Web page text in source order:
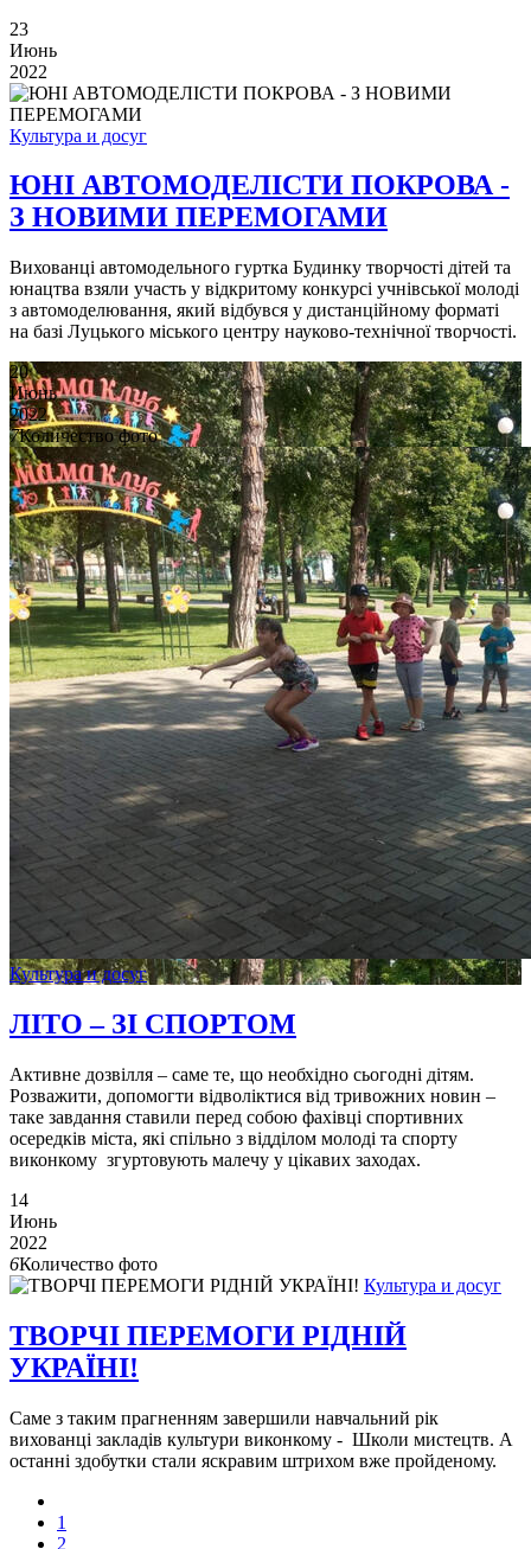
23
Июнь
2022
Культура и досуг
ЮНІ АВТОМОДЕЛІСТИ ПОКРОВА -
З НОВИМИ ПЕРЕМОГАМИ
Вихованці автомодельного гуртка Будинку творчості дітей та
юнацтва взяли участь у відкритому конкурсі учнівської молоді
з автомоделювання, який відбувся у дистанційному форматі
на базі Луцького міського центру науково-технічної творчості.
20
Июнь
2022
7Количество фото
Культура и досуг
ЛІТО – ЗІ СПОРТОМ
Активне дозвілля – саме те, що необхідно сьогодні дітям.
Розважити, допомогти відволіктися від тривожних новин –
таке завдання ставили перед собою фахівці спортивних
осередків міста, які спільно з відділом молоді та спорту
виконкому згуртовують малечу у цікавих заходах.
14
Июнь
2022
6Количество фото
Культура и досуг
ТВОРЧІ ПЕРЕМОГИ РІДНІЙ
УКРАЇНІ!
Саме з таким прагненням завершили навчальний рік
вихованці закладів культури виконкому - Школи мистецтв. А
останні здобутки стали яскравим штрихом вже пройденому.
1
2